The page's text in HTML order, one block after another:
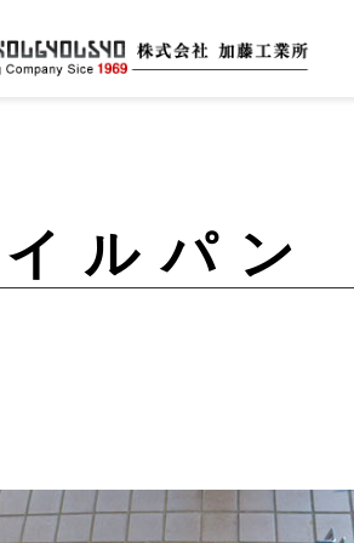
ルパン